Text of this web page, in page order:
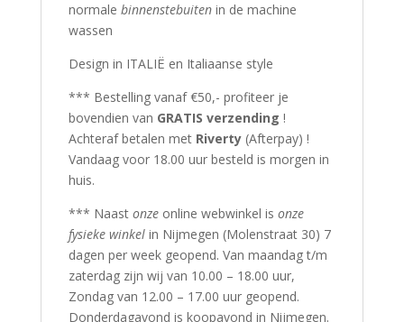
normale binnenstebuiten in de machine
wassen
Design in ITALIË en Italiaanse style
*** Bestelling vanaf €50,- profiteer je
bovendien van GRATIS verzending !
Achteraf betalen met Riverty (Afterpay) !
Vandaag voor 18.00 uur besteld is morgen in
huis.
*** Naast onzeonline webwinkel is onze
fysieke winkelin Nijmegen (Molenstraat 30) 7
dagen per week geopend. Van maandag t/m
zaterdag zijn wij van 10.00 – 18.00 uur,
Zondag van 12.00 – 17.00 uur geopend.
Donderdagavond is koopavond in Nijmegen.